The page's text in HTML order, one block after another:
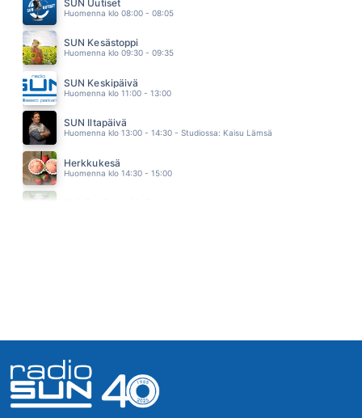
HOLLIES
15.17
ANNA PUU
15.15
HELI RUOTSALAINEN
15.11
MARISKA
15.08
TIINA PITKÄNEN
15.05
SUN Uutiset
Huomenna klo 08:00 - 08:05
SUN Kesästoppi
Huomenna klo 09:30 - 09:35
SUN Keskipäivä
Huomenna klo 11:00 - 13:00
SUN Iltapäivä
Huomenna klo 13:00 - 14:30 - Studiossa: Kaisu Lämsä
Herkkukesä
Huomenna klo 14:30 - 15:00